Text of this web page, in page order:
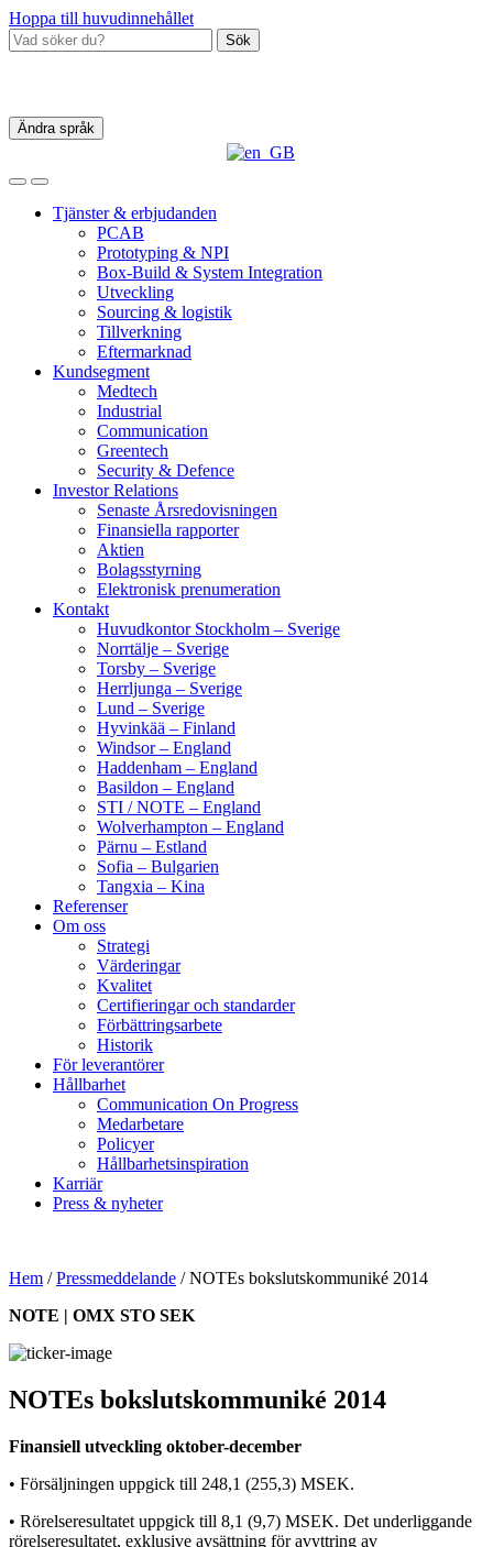
Hoppa till huvudinnehållet
Sök
Ändra språk
Tjänster & erbjudanden
PCAB
Prototyping & NPI
Box‑Build & System Integration
Utveckling
Sourcing & logistik
Tillverkning
Eftermarknad
Kundsegment
Medtech
Industrial
Communication
Greentech
Security & Defence
Investor Relations
Senaste Årsredovisningen
Finansiella rapporter
Aktien
Bolagsstyrning
Elektronisk prenumeration
Kontakt
Huvudkontor Stockholm – Sverige
Norrtälje – Sverige
Torsby – Sverige
Herrljunga – Sverige
Lund – Sverige
Hyvinkää – Finland
Windsor – England
Haddenham – England
Basildon – England
STI / NOTE – England
Wolverhampton – England
Pärnu – Estland
Sofia – Bulgarien
Tangxia – Kina
Referenser
Om oss
Strategi
Värderingar
Kvalitet
Certifieringar och standarder
Förbättringsarbete
Historik
För leverantörer
Hållbarhet
Communication On Progress
Medarbetare
Policyer
Hållbarhetsinspiration
Karriär
Press & nyheter
Hem /Pressmeddelande /NOTEs bokslutskommuniké 2014
NOTE | OMX STO SEK
NOTEs bokslutskommuniké 2014
Finansiell utveckling oktober-december
• Försäljningen uppgick till 248,1 (255,3) MSEK.
• Rörelseresultatet uppgick till 8,1 (9,7) MSEK. Det underliggande
rörelseresultatet, exklusive avsättning för avyttring av